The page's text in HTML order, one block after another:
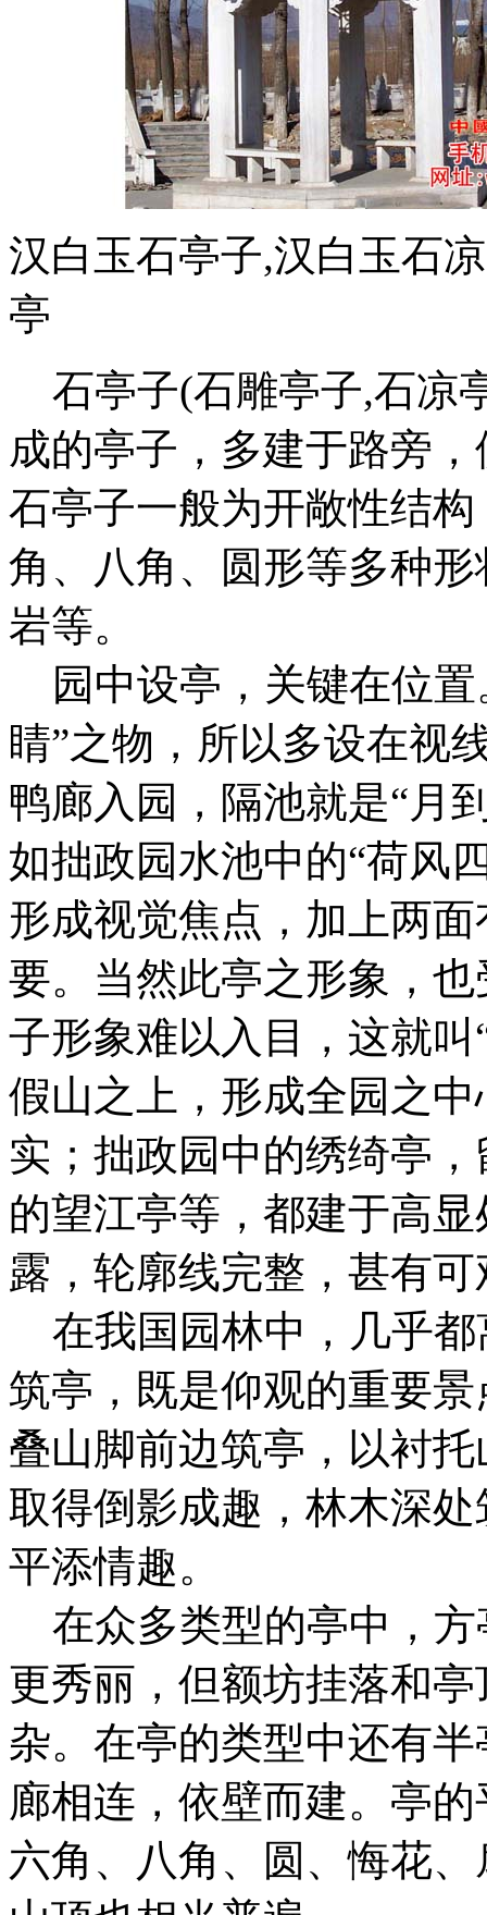
汉白玉石亭子,汉白玉石
亭
石亭子(石雕亭子,石凉
成的亭子，多建于路旁
石亭子一般为开敞性结
角、八角、圆形等多种
岩等。
园中设亭，关键在位置
睛”之物，所以多设在视
鸭廊入园，隔池就是“月
如拙政园水池中的“荷风
形成视觉焦点，加上两
要。当然此亭之形象，
子形象难以入目，这就
假山之上，形成全园之
实；拙政园中的绣绮亭
的望江亭等，都建于高
露，轮廓线完整，甚有
在我国园林中，几乎都
筑亭，既是仰观的重要
叠山脚前边筑亭，以衬
取得倒影成趣，林木深
平添情趣。
在众多类型的亭中，方
更秀丽，但额坊挂落和
杂。在亭的类型中还有
廊相连，依壁而建。亭
六角、八角、圆、悔花